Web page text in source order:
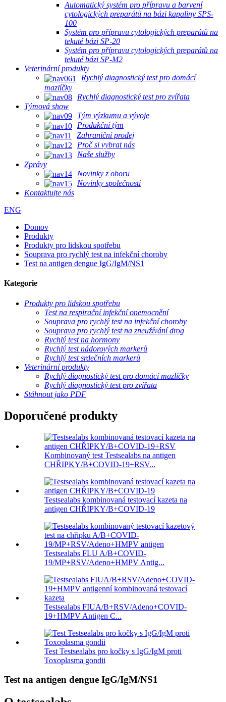
Automatický systém pro přípravu a barvení
cytologických preparátů na bázi kapaliny SPS-
100
Systém pro přípravu cytologických preparátů na
tekuté bázi SP-20
Systém pro přípravu cytologických preparátů na
tekuté bázi SP-M2
Veterinární produkty
Rychlý diagnostický test pro domácí
mazlíčky
Rychlý diagnostický test pro zvířata
Týmová show
Tým výzkumu a vývoje
Produkční tým
Zahraniční prodej
Proč si vybrat nás
Naše služby
Zprávy
Novinky z oboru
Novinky společnosti
Kontaktujte nás
ENG
Domov
Produkty
Produkty pro lidskou spotřebu
Souprava pro rychlý test na infekční choroby
Test na antigen dengue IgG/IgM/NS1
Kategorie
Produkty pro lidskou spotřebu
Test na respirační infekční onemocnění
Souprava pro rychlý test na infekční choroby
Souprava pro rychlý test na zneužívání drog
Rychlý test na hormony
Rychlý test nádorových markerů
Rychlý test srdečních markerů
Veterinární produkty
Rychlý diagnostický test pro domácí mazlíčky
Rychlý diagnostický test pro zvířata
Stáhnout jako PDF
Doporučené produkty
Kombinovaný test Testsealabs na antigen
CHŘIPKY/B+COVID-19+RSV...
Testsealabs kombinovaná testovací kazeta na
antigen CHŘIPKY/B+COVID-19
Testsealabs FLU A/B+COVID-
19/MP+RSV/Adeno+HMPV Antig...
Testsealabs FIUA/B+RSV/Adeno+COVID-
19+HMPV Antigen C...
Test Testsealabs pro kočky s IgG/IgM proti
Toxoplasma gondii
Test na antigen dengue IgG/IgM/NS1